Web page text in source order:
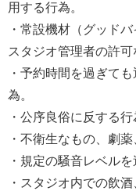
用する行為。
・常設機材（グッド
スタジオ管理者の許
・予約時間を過ぎて
為。
・公序良俗に反する
・不衛生なもの、劇
・規定の騒音レベルを
・スタジオ内での飲酒